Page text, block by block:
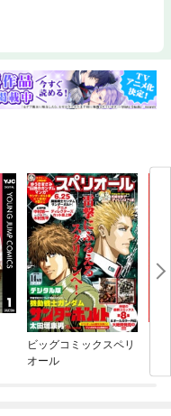
ビッグコミックスペリ
オール